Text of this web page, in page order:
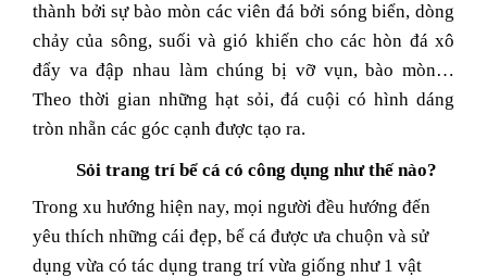
thành bởi sự bào mòn các viên đá bởi sóng biển, dòng
chảy của sông, suối và gió khiến cho các hòn đá xô
đẩy va đập nhau làm chúng bị vỡ vụn, bào mòn…
Theo thời gian những hạt sỏi, đá cuội có hình dáng
tròn nhẵn các góc cạnh được tạo ra.
Sỏi trang trí bể cá có công dụng như thế nào?
Trong xu hướng hiện nay, mọi người đều hướng đến
yêu thích những cái đẹp, bể cá được ưa chuộn và sử
dụng vừa có tác dụng trang trí vừa giống như 1 vật